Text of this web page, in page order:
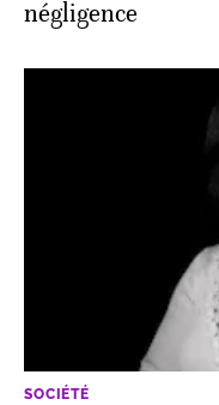
négligence
SOCIÉTÉ